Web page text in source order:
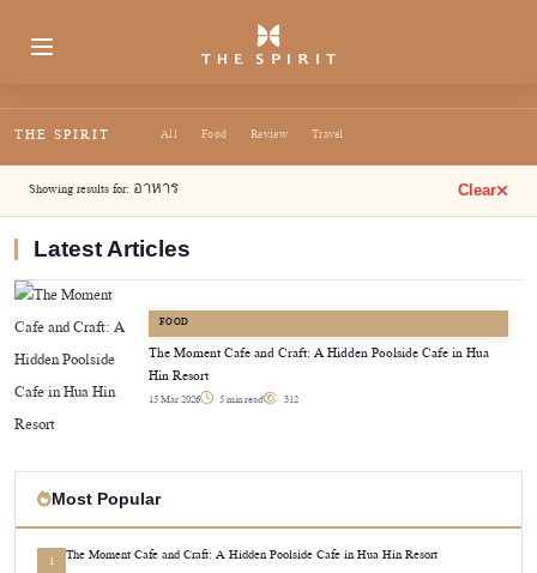
THE SPIRIT All Food Review Travel
Showing results for: อาหาร Clear
Latest Articles
FOOD
The Moment Cafe and Craft: A Hidden Poolside Cafe in Hua
Hin Resort
15 Mar 2026 5 min read 312
Most Popular
1 The Moment Cafe and Craft: A Hidden Poolside Cafe in Hua Hin Resort